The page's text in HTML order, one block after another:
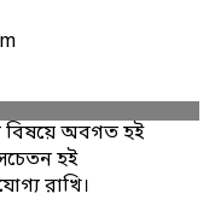
বিষয়ে অবগত হই
হই
রাখি।